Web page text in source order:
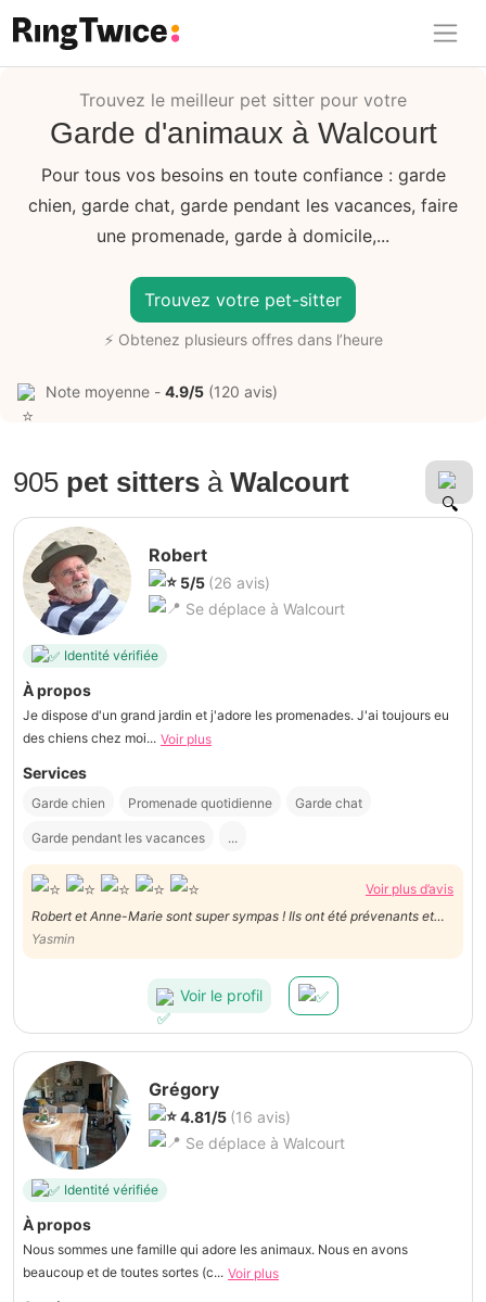
Ring Twice
Trouvez le meilleur pet sitter pour votre
Garde d'animaux à Walcourt
Pour tous vos besoins en toute confiance : garde
chien, garde chat, garde pendant les vacances, faire
une promenade, garde à domicile,...
Trouvez votre pet-sitter
⚡ Obtenez plusieurs offres dans l’heure
Note moyenne - 4.9/5 (120 avis)
905 pet sitters à Walcourt
Robert
5/5 (26 avis)
Se déplace à Walcourt
Identité vérifiée
À propos
Je dispose d'un grand jardin et j'adore les promenades. J'ai toujours eu
des chiens chez moi... Voir plus
Services
Garde chien Promenade quotidienne Garde chat
Garde pendant les vacances ...
Voir plus d’avis
Robert et Anne-Marie sont super sympas ! Ils ont été prévenants et
attentifs aux besoins de notre loulou ! Nous avons pu partir en week-
end l'esprit tranquille, ce fut un plaisir de faire appel à eux.
Yasmin
Voir le profil
Grégory
4.81/5 (16 avis)
Se déplace à Walcourt
Identité vérifiée
À propos
Nous sommes une famille qui adore les animaux. Nous en avons
beaucoup et de toutes sortes (c... Voir plus